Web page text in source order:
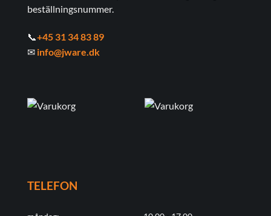
beställningsnummer.
📞+45 31 34 83 89
✉ info@jware.dk
TELEFON